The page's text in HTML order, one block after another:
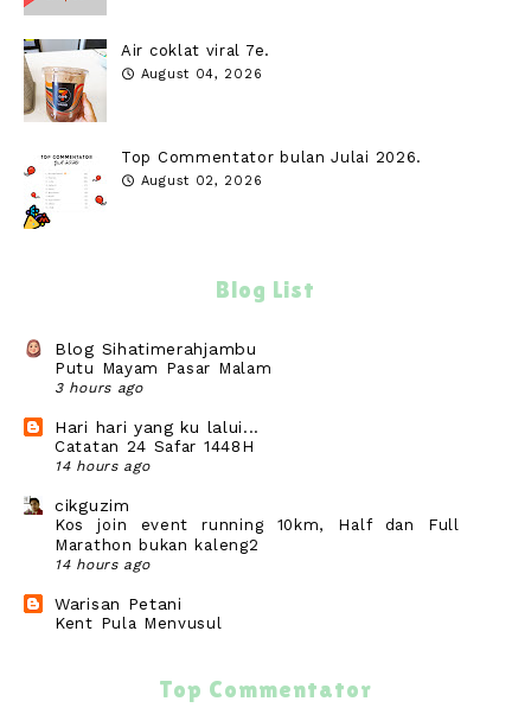
Air coklat viral 7e.
August 04, 2026
Top Commentator bulan Julai 2026.
August 02, 2026
Blog List
Blog Sihatimerahjambu
Putu Mayam Pasar Malam
3 hours ago
Hari hari yang ku lalui...
Catatan 24 Safar 1448H
14 hours ago
cikguzim
Kos join event running 10km, Half dan Full
Marathon bukan kaleng2
14 hours ago
Warisan Petani
Kent Pula Menyusul
Secawan Kopi, Sekebun Cerita
Ulang masak ayam bakarTop Commentator